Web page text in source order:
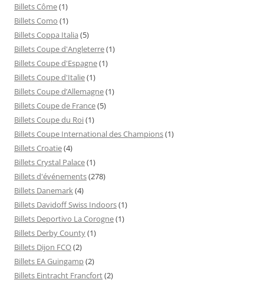
Billets Côme(1)
Billets Como (1)
Billets Coppa Italia (5)
Billets Coupe d'Angleterre(1)
Billets Coupe d'Espagne(1)
Billets Coupe d'Italie(1)
Billets Coupe d’Allemagne(1)
Billets Coupe de France(5)
Billets Coupe du Roi(1)
Billets Coupe International des Champions(1)
Billets Croatie(4)
Billets Crystal Palace(1)
Billets d'événements(278)
Billets Danemark(4)
Billets Davidoff Swiss Indoors(1)
Billets Deportivo La Corogne(1)
Billets Derby County(1)
Billets Dijon FCO(2)
Billets EA Guingamp(2)
Billets Eintracht Francfort(2)